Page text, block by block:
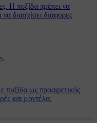
πυξίδα ως προαιρετικός
και μοντέλα.
H πυξίδα πρέπει να
να διασχίσει διάφορες